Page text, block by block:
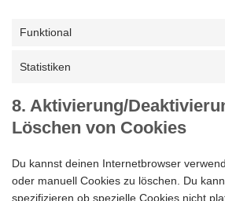
Funktional
Statistiken
8. Aktivierung/
Löschen von Cookies
Du kannst deinen Internetbrowser
oder manuell Cookies zu löschen. Du
spezifizieren ob spezielle Cookies nicht